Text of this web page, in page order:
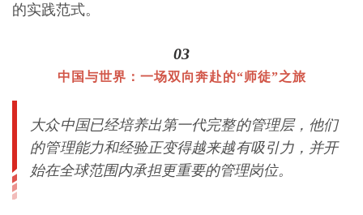
的实践范式。
03
中国与世界：一场双向奔赴的“师徒”之旅
大众中国已经培养出第一代完整的管理层，他们
的管理能力和经验正变得越来越有吸引力，并开
始在全球范围内承担更重要的管理岗位。